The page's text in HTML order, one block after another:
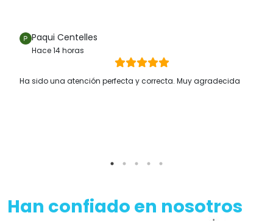
Paqui Centelles
Hace 14 horas
Ha sido una atención perfecta y correcta. Muy agradecida
Han confiado en nosotros